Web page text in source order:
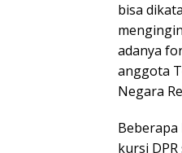
bisa
adanya
anggota
Negara
kursi